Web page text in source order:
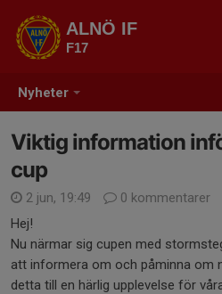
Nyheter
ALNÖ IF
F17
Viktig information
cup
2 jun, 19:49
0 kommentarer
Hej!
Nu närmar sig cupen med
att informera om och påminna om
detta till en härlig upplevelse för